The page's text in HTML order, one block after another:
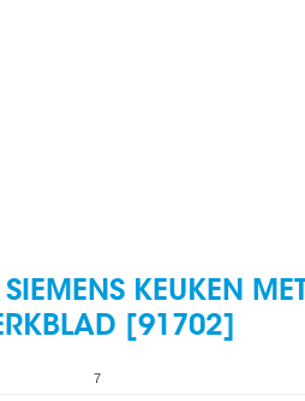
KEUKEN MET
[91702]
7